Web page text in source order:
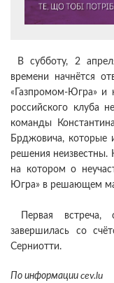
В субботу, 2
времени начнётся
«Газпромом-Югра» и
российского клуба
команды
Брджовича, которые
решения неизвестны.
на котором о
Югра» в решающем
Первая встреча,
завершилась со
Серниотти.
По информации cev.lu